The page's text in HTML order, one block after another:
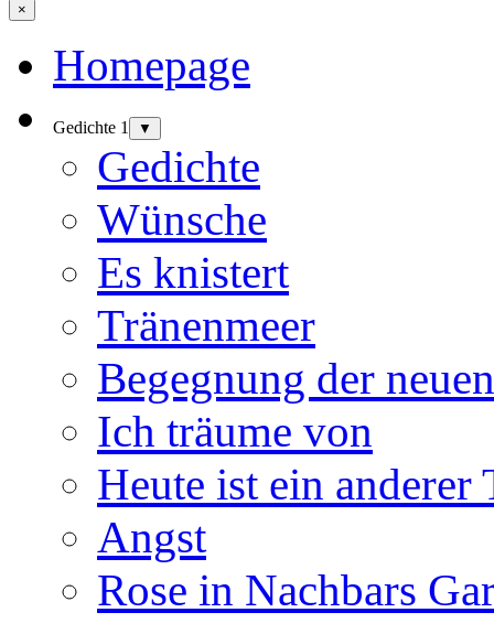
×
Homepage
Gedichte 1 ▼
Gedichte
Wünsche
Es knistert
Tränenmeer
Begegnung der
Ich träume von
Heute ist ein anderer
Angst
Rose in Nachbars